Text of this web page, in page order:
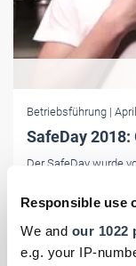
Responsible use
We and our 1022
e.g. your IP-
Betriebsführung |
SafeDay
Der SafeDay wurde
Sicherheit und